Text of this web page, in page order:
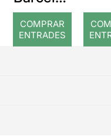
a: Rojos
COMPRAR
ENTRADES